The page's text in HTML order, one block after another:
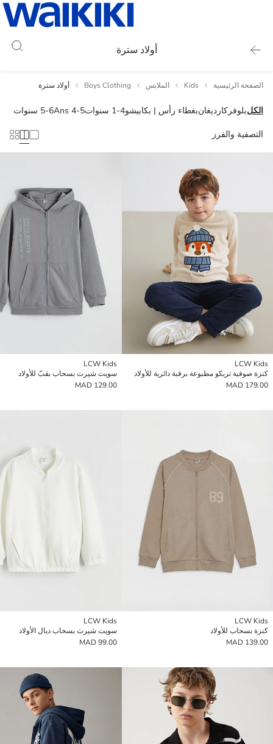
أولاد سترة
الصفحة الرئيسية Kids الملابس Boys Clothing أولاد سترة
الكلبلوفركارديغانبغطاء رأس | بكابيشو1-4 سنوات 4-5 Ans 5-6 سنوات
التصفية والفرز
LCW Kids
كنزة صوفية تريكو مطبوعة برقبة دائرية للأولاد
179.00 MAD
LCW Kids
سويت شيرت بسحاب بقبّ للأولاد
129.00 MAD
LCW Kids
كنزة بسحاب للأولاد
139.00 MAD
LCW Kids
سويت شيرت بسحاب ديال الأولاد
99.00 MAD